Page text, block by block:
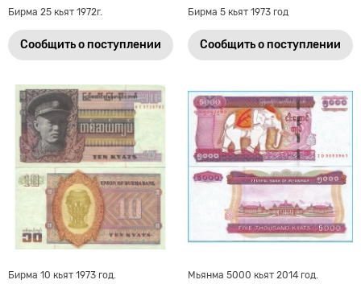
Бирма 25 кьят 1972г.
Сообщить о поступлении
Бирма 5 кьят 1973 год
Сообщить о поступлении
Бирма 10 кьят 1973 год. Мьянма 5000 кьят 2014 год.